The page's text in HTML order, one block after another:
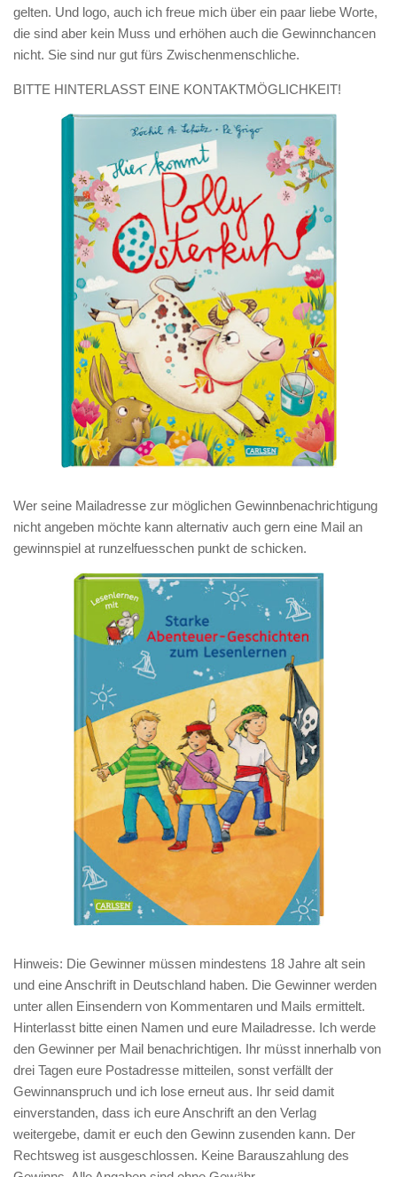
gelten. Und logo, auch ich freue mich über ein paar liebe Worte,
die sind aber kein Muss und erhöhen auch die Gewinnchancen
nicht. Sie sind nur gut fürs Zwischenmenschliche.
BITTE HINTERLASST EINE KONTAKTMÖGLICHKEIT!
Wer seine Mailadresse zur möglichen Gewinnbenachrichtigung
nicht angeben möchte kann alternativ auch gern eine Mail an
gewinnspiel at runzelfuesschen punkt de schicken.
Hinweis: Die Gewinner müssen mindestens 18 Jahre alt sein
und eine Anschrift in Deutschland haben. Die Gewinner werden
unter allen Einsendern von Kommentaren und Mails ermittelt.
Hinterlasst bitte einen Namen und eure Mailadresse. Ich werde
den Gewinner per Mail benachrichtigen. Ihr müsst innerhalb von
drei Tagen eure Postadresse mitteilen, sonst verfällt der
Gewinnanspruch und ich lose erneut aus. Ihr seid damit
einverstanden, dass ich eure Anschrift an den Verlag
weitergebe, damit er euch den Gewinn zusenden kann. Der
Rechtsweg ist ausgeschlossen. Keine Barauszahlung des